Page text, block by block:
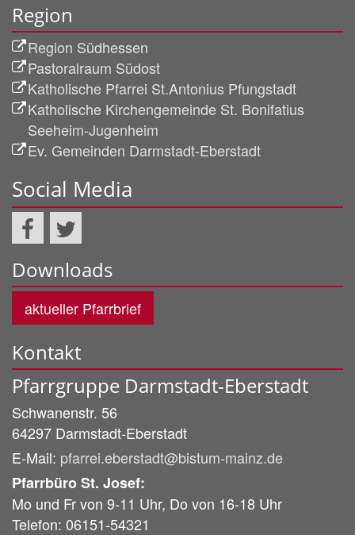
Region
Region Südhessen
Pastoralraum Südost
Katholische Pfarrei St.Antonius Pfungstadt
Katholische Kirchengemeinde St. Bonifatius
Seeheim-Jugenheim
Ev. Gemeinden Darmstadt-Eberstadt
Social Media
Downloads
aktueller Pfarrbrief
Kontakt
Pfarrgruppe Darmstadt-Eberstadt
Schwanenstr. 56
64297 Darmstadt-Eberstadt
E-Mail: pfarrei.eberstadt@bistum-mainz.de
Pfarrbüro St. Josef:
Mo und Fr von 9-11 Uhr, Do von 16-18 Uhr
Telefon: 06151-54321